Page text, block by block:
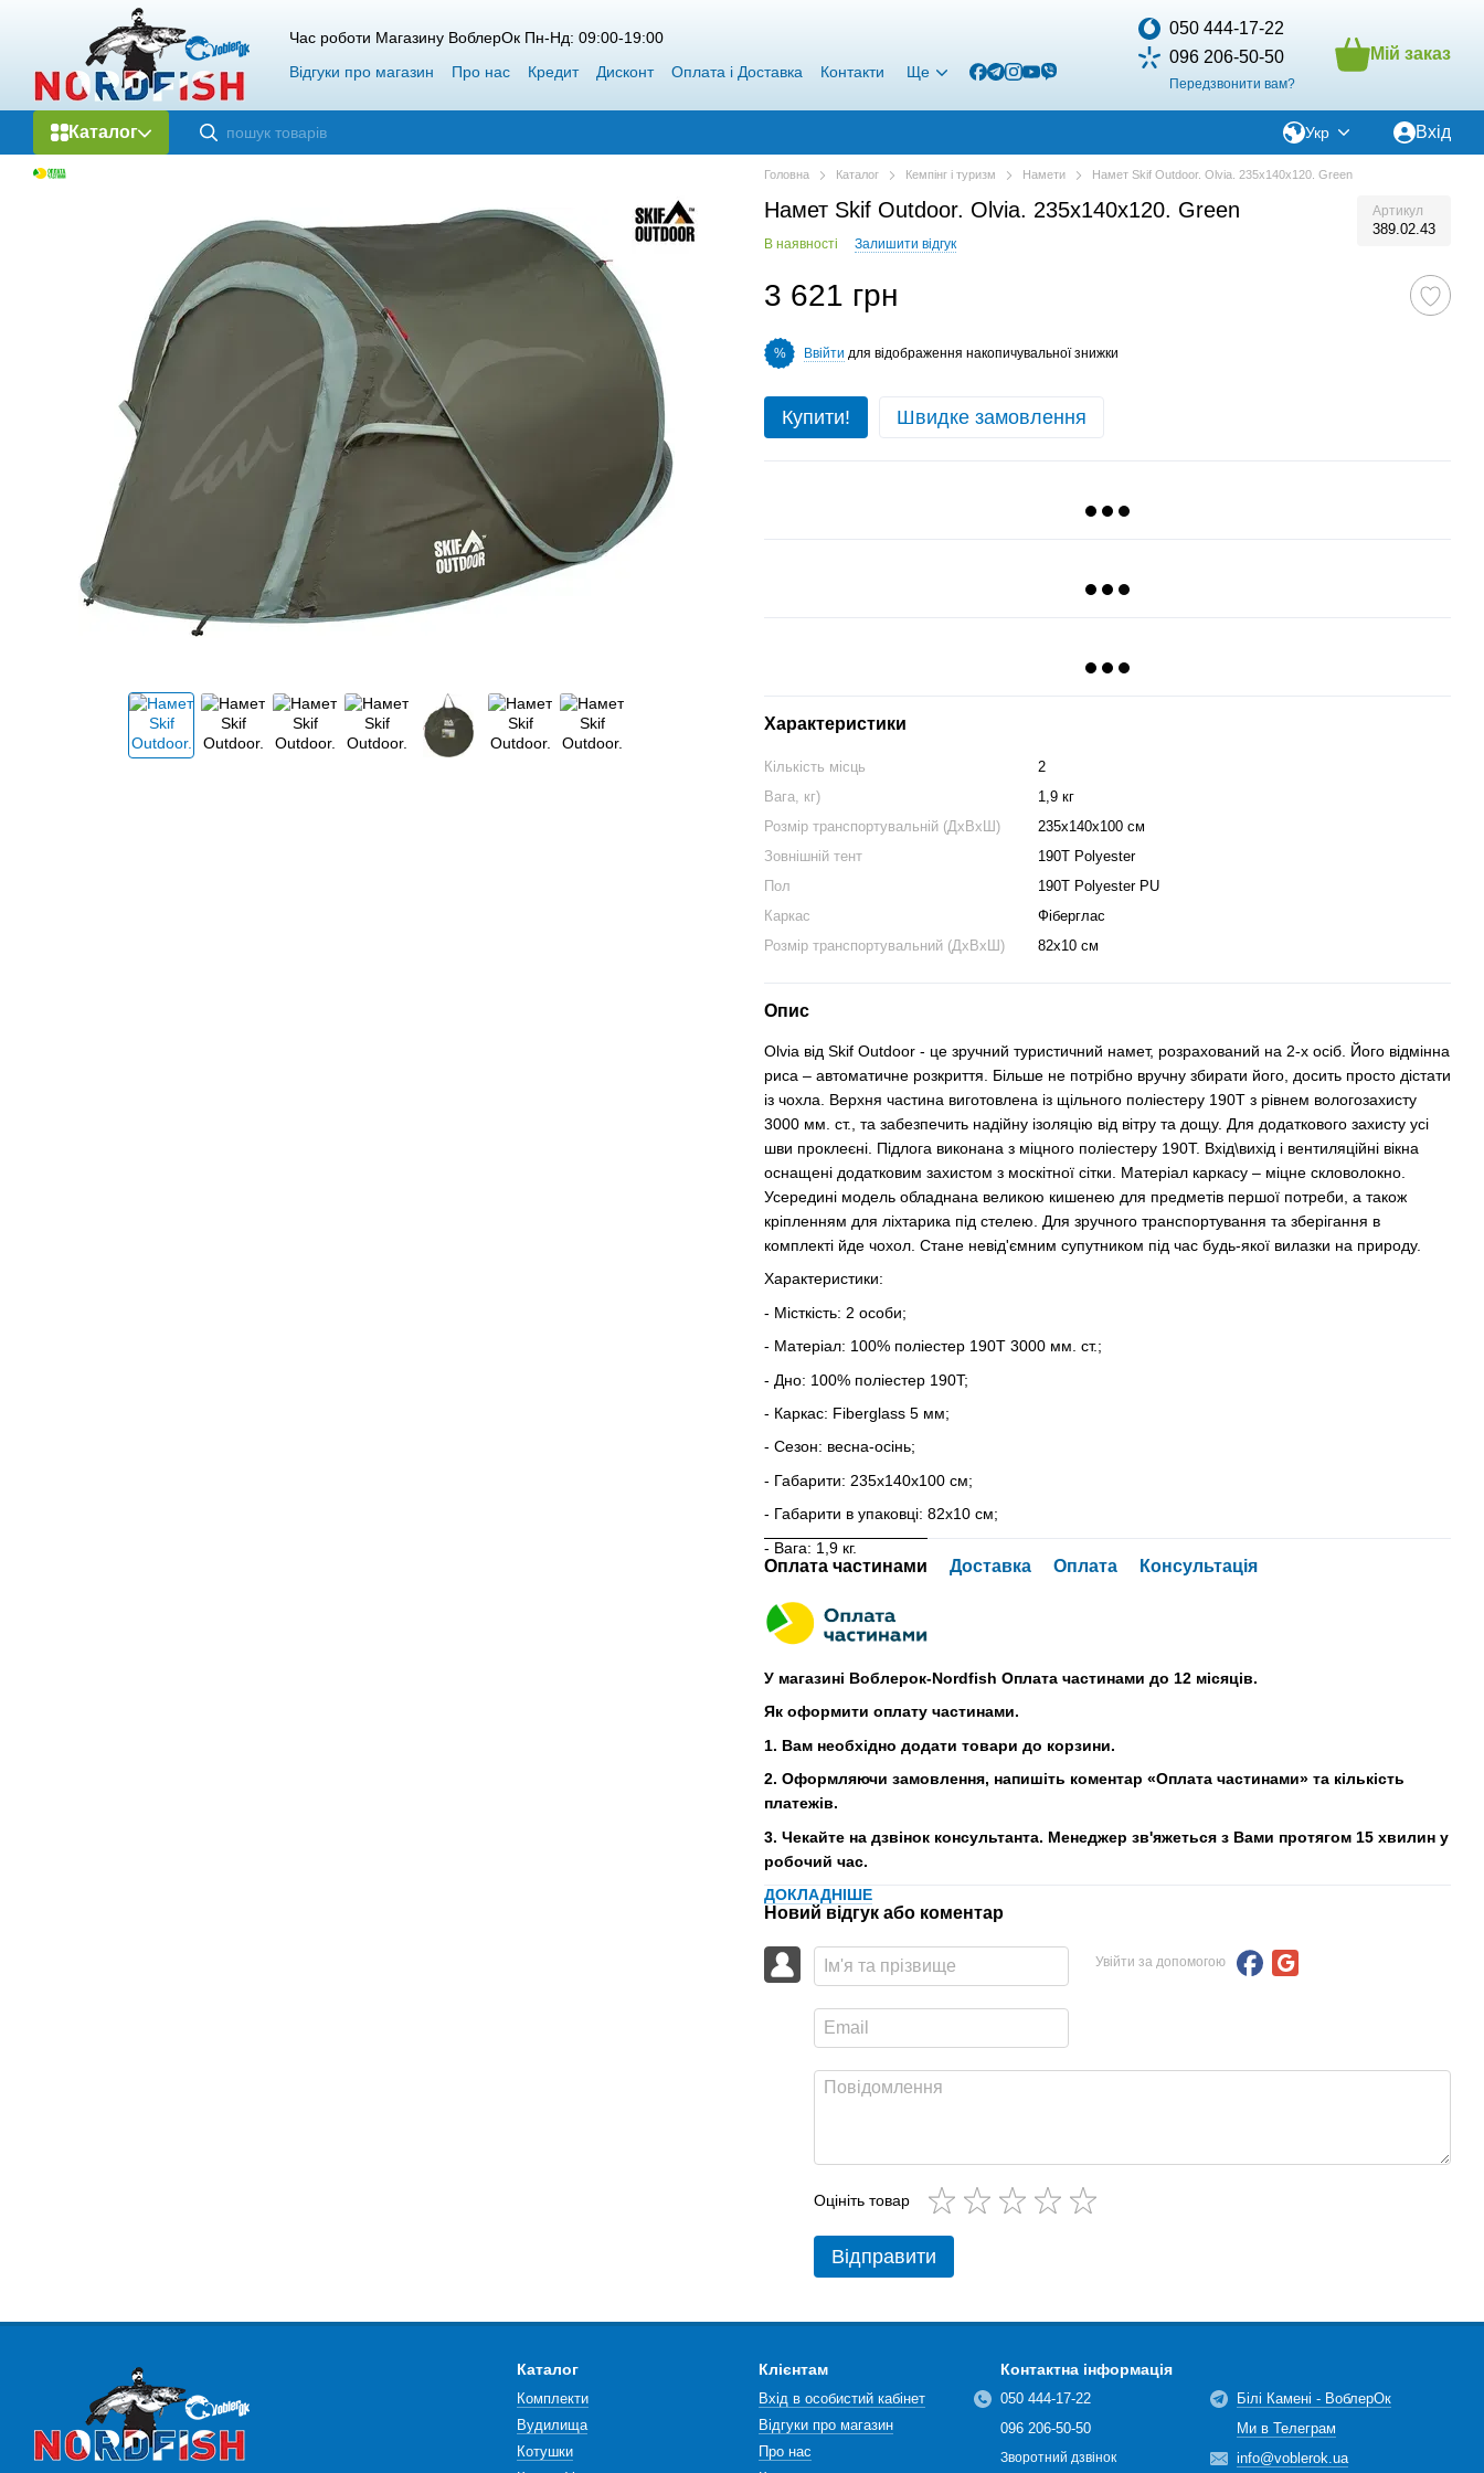
Перейти до основного контенту
Час роботи Магазину ВоблерОк Пн-Нд: 09:00-19:00
Відгуки про магазин
Про нас Кредит Дисконт Оплата і Доставка Контакти Ще
050 444-17-22
096 206-50-50
Передзвонити вам?
Мій заказ
Каталог Укр Вхід
Головна Каталог Кемпінг і туризм Намети Намет Skif Outdoor. Olvia. 235x140x120. Green
Намет Skif Outdoor. Olvia. 235x140x120. Green Артикул
389.02.43
В наявності Залишити відгук
3 621 грн
% Ввійти для відображення накопичувальної знижки
Купити! Швидке замовлення
Характеристики
Кількість місць
2
Вага, кг)
1,9 кг
Розмір транспортувальній (ДхВхШ)
235х140х100 см
Зовнішній тент
190T Polyester
Пол
190T Polyester PU
Каркас
Фіберглас
Розмір транспортувальний (ДхВхШ)
82x10 см
Опис
Olvia від Skif Outdoor - це зручний туристичний намет, розрахований на 2-х осіб. Його відмінна
риса – автоматичне розкриття. Більше не потрібно вручну збирати його, досить просто дістати
із чохла. Верхня частина виготовлена ​​із щільного поліестеру 190T з рівнем вологозахисту
3000 мм. ст., та забезпечить надійну ізоляцію від вітру та дощу. Для додаткового захисту усі
шви проклеєні. Підлога виконана з міцного поліестеру 190T. Вхід\вихід і вентиляційні вікна
оснащені додатковим захистом з москітної сітки. Матеріал каркасу – міцне скловолокно.
Усередині модель обладнана великою кишенею для предметів першої потреби, а також
кріпленням для ліхтарика під стелею. Для зручного транспортування та зберігання в
комплекті йде чохол. Стане невід'ємним супутником під час будь-якої вилазки на природу.
Характеристики:
- Місткість: 2 особи;
- Матеріал: 100% поліестер 190T 3000 мм. ст.;
- Дно: 100% поліестер 190T;
- Каркас: Fiberglass 5 мм;
- Сезон: весна-осінь;
- Габарити: 235х140х100 см;
- Габарити в упаковці: 82x10 см;
- Вага: 1,9 кг.
Оплата частинами Доставка Оплата Консультація
У магазині Воблерок-Nordfish Оплата частинами до 12 місяців.
Як оформити оплату частинами.
1. Вам необхідно додати товари до корзини.
2. Оформляючи замовлення, напишіть коментар «Оплата частинами» та кількість
платежів.
3. Чекайте на дзвінок консультанта. Менеджер зв'яжеться з Вами протягом 15 хвилин у
робочий час.
ДОКЛАДНІШЕ
Новий відгук або коментар
Увійти за допомогою
Оцініть товар
Відправити
Каталог
Комплекти
Вудилища
Котушки
Клієнтам
Вхід в особистий кабінет
Відгуки про магазин
Про нас
Контактна інформація
050 444-17-22
096 206-50-50
Зворотний дзвінок
Білі Камені - ВоблерОк
Ми в Телеграм
info@voblerok.ua